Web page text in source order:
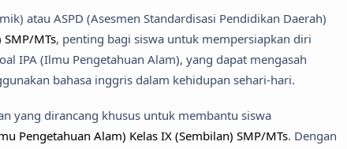
atau ASPD (Asesmen Standardisasi Pendidikan Daerah)
MTs, penting bagi siswa untuk mempersiapkan diri
IPA (Ilmu Pengetahuan Alam), yang dapat mengasah
bahasa inggris dalam kehidupan sehari-hari.
yang dirancang khusus untuk membantu siswa
Pengetahuan Alam) Kelas IX (Sembilan) SMP/MTs. Dengan